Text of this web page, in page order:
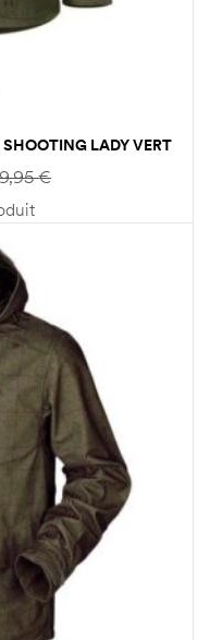
LADY VERT
€